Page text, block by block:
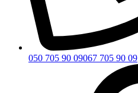
050 705 90 09067 705 90 09